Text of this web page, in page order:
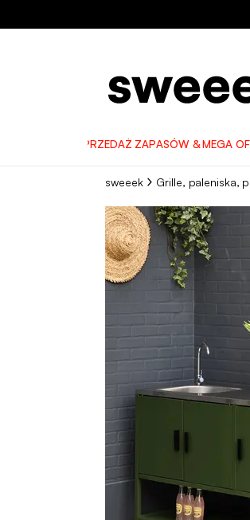
WYPRZEDAŻ ZAPASÓW & MEGA
sweeek Grille, paleniska,